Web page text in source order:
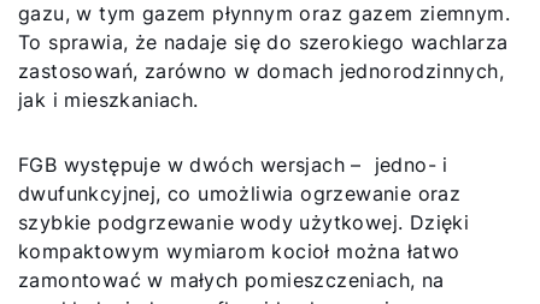
gazu, w tym gazem płynnym oraz gazem ziemnym.
To sprawia, że nadaje się do szerokiego wachlarza
zastosowań, zarówno w domach jednorodzinnych,
jak i mieszkaniach.
FGB występuje w dwóch wersjach – jedno- i
dwufunkcyjnej, co umożliwia ogrzewanie oraz
szybkie podgrzewanie wody użytkowej. Dzięki
kompaktowym wymiarom kocioł można łatwo
zamontować w małych pomieszczeniach, na